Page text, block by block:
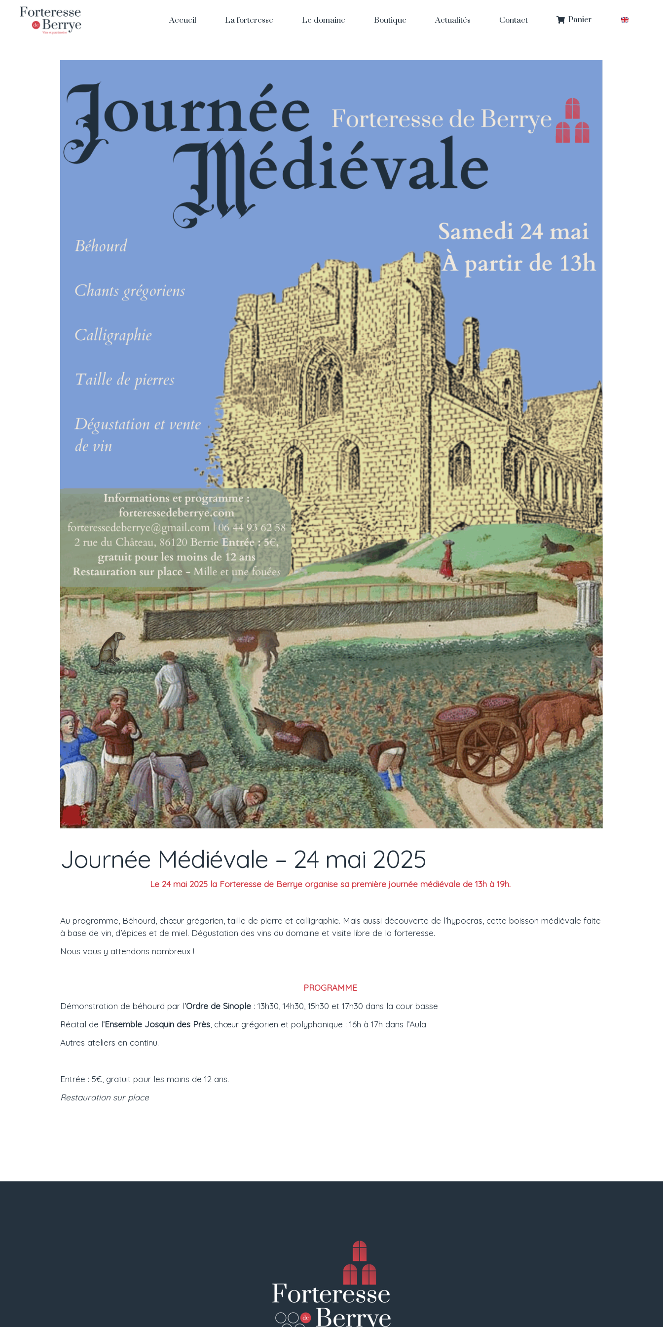
Accueil La forteresse Le domaine Boutique Actualités Contact Panier
Journée Médiévale – 24 mai 2025
Le 24 mai 2025 la Forteresse de Berrye organise sa première journée médiévale de 13h à 19h.
Au programme, Béhourd, chœur grégorien, taille de pierre et calligraphie. Mais aussi découverte de l’hypocras, cette boisson médiévale faite
à base de vin, d’épices et de miel. Dégustation des vins du domaine et visite libre de la forteresse.
Nous vous y attendons nombreux !
PROGRAMME
Démonstration de béhourd par l’Ordre de Sinople : 13h30, 14h30, 15h30 et 17h30 dans la cour basse
Récital de l’Ensemble Josquin des Près , chœur grégorien et polyphonique : 16h à 17h dans l’Aula
Autres ateliers en continu.
Entrée : 5€, gratuit pour les moins de 12 ans.
Restauration sur place